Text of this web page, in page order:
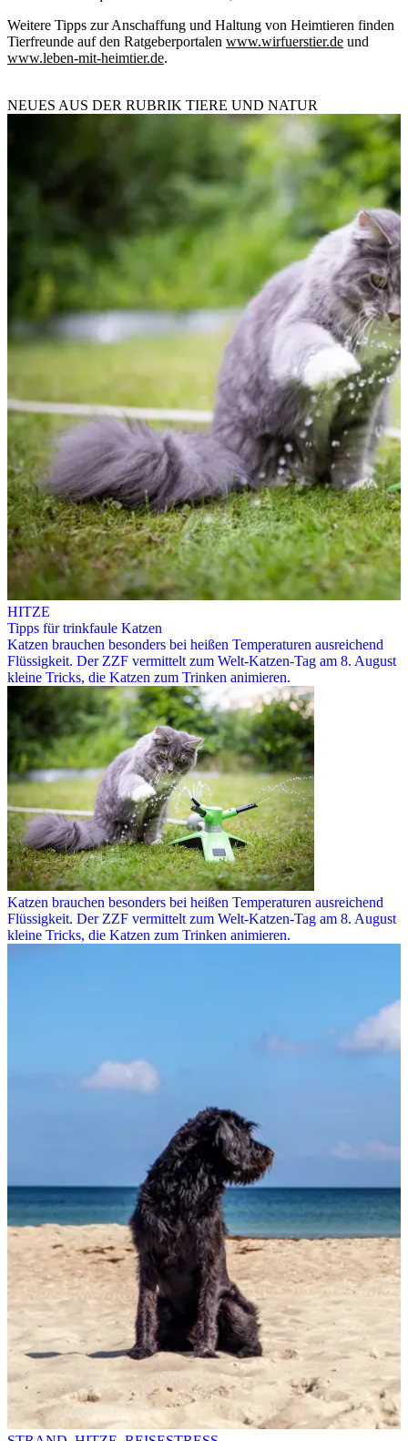
Weitere Tipps zur Anschaffung und Haltung von Heimtieren finden
Tierfreunde auf den Ratgeberportalen www.wirfuerstier.de und
www.leben-mit-heimtier.de.
NEUES AUS DER RUBRIK TIERE UND NATUR
HITZE
Tipps für trinkfaule Katzen
Katzen brauchen besonders bei heißen Temperaturen ausreichend
Flüssigkeit. Der ZZF vermittelt zum Welt-Katzen-Tag am 8. August
kleine Tricks, die Katzen zum Trinken animieren.
Katzen brauchen besonders bei heißen Temperaturen ausreichend
Flüssigkeit. Der ZZF vermittelt zum Welt-Katzen-Tag am 8. August
kleine Tricks, die Katzen zum Trinken animieren.